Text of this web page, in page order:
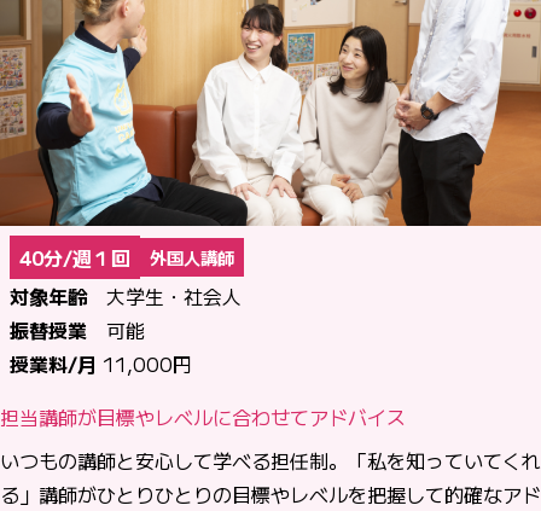
40分/週１回 外国人講師
対象年齢大学生・社会人
振替授業 可能
授業料/月 11,000円
担当講師が目標やレベルに合わせてアドバイス
いつもの講師と安心して学べる担任制。「私を知っていてくれ
る」講師がひとりひとりの目標やレベルを把握して的確なアド